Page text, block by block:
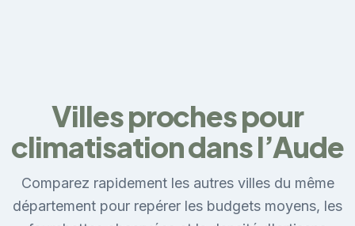
Villes proches pour
climatisation dans l’Aude
Comparez rapidement les autres villes du même
département pour repérer les budgets moyens, les